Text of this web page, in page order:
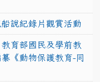
說紀錄片觀賞活動
育部國民及學前教
《動物保護教育-同